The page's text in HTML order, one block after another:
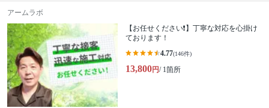
アームラボ
【お任せください❗️】丁寧な対応を心掛け
ております！
4.77(146件)
13,800円/ 1箇所